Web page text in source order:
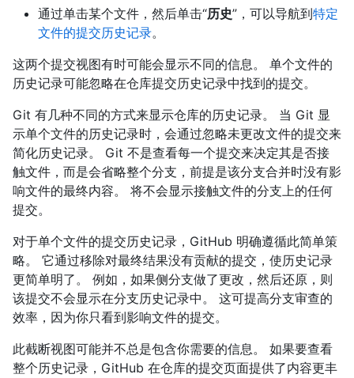
通过单击某个文件，然后单击“历史”，可以导航到特定
文件的提交历史记录。
这两个提交视图有时可能会显示不同的信息。 单个文件的
历史记录可能忽略在仓库提交历史记录中找到的提交。
Git 有几种不同的方式来显示仓库的历史记录。 当 Git 显
示单个文件的历史记录时，会通过忽略未更改文件的提交来
简化历史记录。 Git 不是查看每一个提交来决定其是否接
触文件，而是会省略整个分支，前提是该分支合并时没有影
响文件的最终内容。 将不会显示接触文件的分支上的任何
提交。
对于单个文件的提交历史记录，GitHub 明确遵循此简单策
略。 它通过移除对最终结果没有贡献的提交，使历史记录
更简单明了。 例如，如果侧分支做了更改，然后还原，则
该提交不会显示在分支历史记录中。 这可提高分支审查的
效率，因为你只看到影响文件的提交。
此截断视图可能并不总是包含你需要的信息。 如果要查看
整个历史记录，GitHub 在仓库的提交页面提供了内容更丰